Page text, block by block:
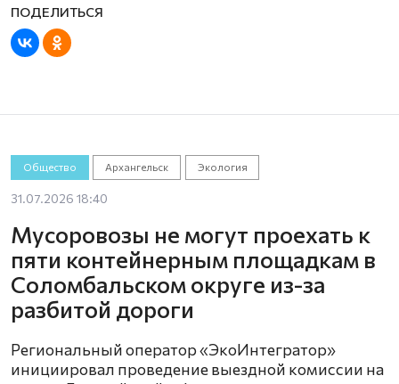
Общество Архангельск Экология
31.07.2026 18:40
Мусоровозы не могут проехать к
пяти контейнерным площадкам в
Соломбальском округе из-за
разбитой дороги
Региональный оператор «ЭкоИнтегратор»
инициировал проведение выездной комиссии на